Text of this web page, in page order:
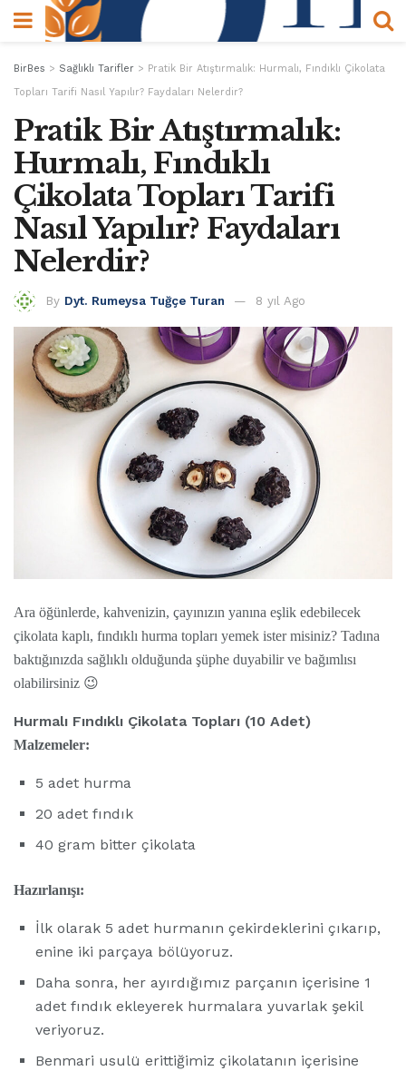
BirBes > Sağlıklı Tarifler > Pratik Bir Atıştırmalık: Hurmalı, Fındıklı Çikolata
Topları Tarifi Nasıl Yapılır? Faydaları Nelerdir?
Pratik Bir Atıştırmalık:
Hurmalı, Fındıklı
Çikolata Topları Tarifi
Nasıl Yapılır? Faydaları
Nelerdir?
By Dyt. Rumeysa Tuğçe Turan 8 yıl Ago
Ara öğünlerde, kahvenizin, çayınızın yanına eşlik edebilecek
çikolata kaplı, fındıklı hurma topları yemek ister misiniz? Tadına
baktığınızda sağlıklı olduğunda şüphe duyabilir ve bağımlısı
olabilirsiniz 😉
Hurmalı Fındıklı Çikolata Topları (10 Adet)
Malzemeler:
5 adet hurma
20 adet fındık
40 gram bitter çikolata
Hazırlanışı:
İlk olarak 5 adet hurmanın çekirdeklerini çıkarıp,
enine iki parçaya bölüyoruz.
Daha sonra, her ayırdığımız parçanın içerisine 1
adet fındık ekleyerek hurmalara yuvarlak şekil
veriyoruz.
Benmari usulü erittiğimiz çikolatanın içerisine